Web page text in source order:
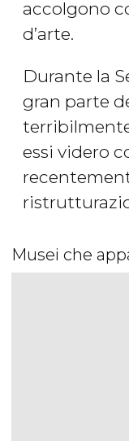
accolgono
d’arte.
Durante la
gran parte
essi videro
Musei che